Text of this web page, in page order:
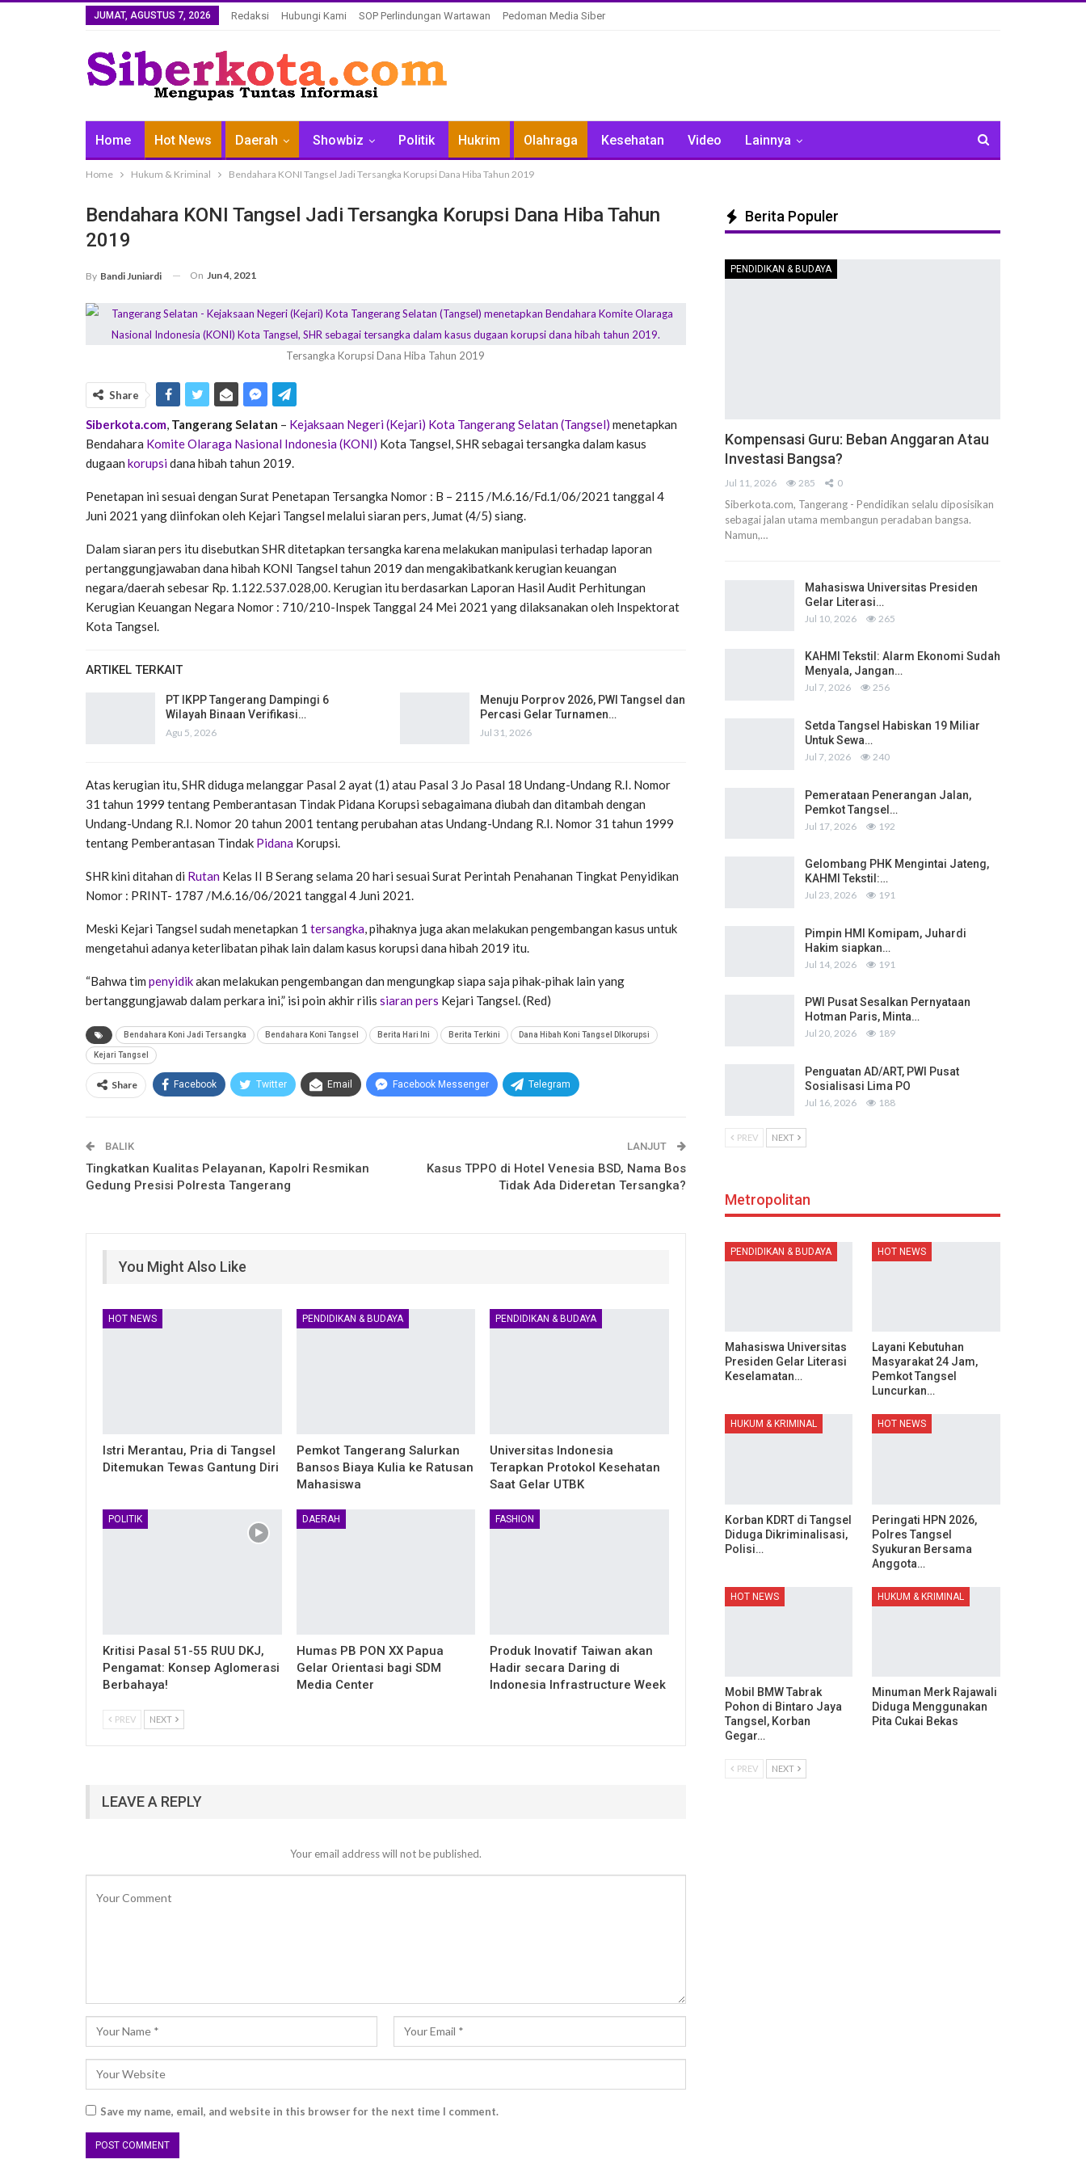
JUMAT, AGUSTUS 7, 2026 Redaksi Hubungi Kami SOP Perlindungan Wartawan Pedoman Media Siber
Home Hot News Daerah Showbiz Politik Hukrim Olahraga Kesehatan Video Lainnya
Home Hukum & Kriminal Bendahara KONI Tangsel Jadi Tersangka Korupsi Dana Hiba Tahun 2019
Bendahara KONI Tangsel Jadi Tersangka Korupsi Dana Hiba Tahun
2019
By Bandi Juniardi On Jun 4, 2021
Tersangka Korupsi Dana Hiba Tahun 2019
Share
Siberkota.com, Tangerang Selatan – Kejaksaan Negeri (Kejari) Kota Tangerang Selatan (Tangsel) menetapkan
Bendahara Komite Olaraga Nasional Indonesia (KONI) Kota Tangsel, SHR sebagai tersangka dalam kasus
dugaan korupsidana hibah tahun 2019.
Penetapan ini sesuai dengan Surat Penetapan Tersangka Nomor : B – 2115 /M.6.16/Fd.1/06/2021 tanggal 4
Juni 2021 yang diinfokan oleh Kejari Tangsel melalui siaran pers, Jumat (4/5) siang.
Dalam siaran pers itu disebutkan SHR ditetapkan tersangka karena melakukan manipulasi terhadap laporan
pertanggungjawaban dana hibah KONI Tangsel tahun 2019 dan mengakibatkank kerugian keuangan
negara/daerah sebesar Rp. 1.122.537.028,00. Kerugian itu berdasarkan Laporan Hasil Audit Perhitungan
Kerugian Keuangan Negara Nomor : 710/210-Inspek Tanggal 24 Mei 2021 yang dilaksanakan oleh Inspektorat
Kota Tangsel.
ARTIKEL TERKAIT
PT IKPP Tangerang Dampingi 6
Wilayah Binaan Verifikasi…
Agu 5, 2026
Menuju Porprov 2026, PWI Tangsel dan
Percasi Gelar Turnamen…
Jul 31, 2026
Atas kerugian itu, SHR diduga melanggar Pasal 2 ayat (1) atau Pasal 3 Jo Pasal 18 Undang-Undang R.I. Nomor
31 tahun 1999 tentang Pemberantasan Tindak Pidana Korupsi sebagaimana diubah dan ditambah dengan
Undang-Undang R.I. Nomor 20 tahun 2001 tentang perubahan atas Undang-Undang R.I. Nomor 31 tahun 1999
tentang Pemberantasan Tindak Pidana Korupsi.
SHR kini ditahan di Rutan Kelas II B Serang selama 20 hari sesuai Surat Perintah Penahanan Tingkat Penyidikan
Nomor : PRINT- 1787 /M.6.16/06/2021 tanggal 4 Juni 2021.
Meski Kejari Tangsel sudah menetapkan 1 tersangka , pihaknya juga akan melakukan pengembangan kasus untuk
mengetahui adanya keterlibatan pihak lain dalam kasus korupsi dana hibah 2019 itu.
“Bahwa tim penyidikakan melakukan pengembangan dan mengungkap siapa saja pihak-pihak lain yang
bertanggungjawab dalam perkara ini,” isi poin akhir rilis siaranpers Kejari Tangsel. (Red)
Bendahara Koni Jadi Tersangka Bendahara Koni Tangsel Berita Hari Ini Berita Terkini Dana Hibah Koni Tangsel DIkorupsi
Kejari Tangsel
Share Facebook Twitter Email Facebook Messenger Telegram
BALIK
Tingkatkan Kualitas Pelayanan, Kapolri Resmikan
Gedung Presisi Polresta Tangerang
LANJUT
Kasus TPPO di Hotel Venesia BSD, Nama Bos
Tidak Ada Dideretan Tersangka?
You Might Also Like
HOT NEWS
Istri Merantau, Pria di Tangsel
Ditemukan Tewas Gantung Diri
PENDIDIKAN & BUDAYA
Pemkot Tangerang Salurkan
Bansos Biaya Kulia ke Ratusan
Mahasiswa
PENDIDIKAN & BUDAYA
Universitas Indonesia
Terapkan Protokol Kesehatan
Saat Gelar UTBK
POLITIK
Kritisi Pasal 51-55 RUU DKJ,
Pengamat: Konsep Aglomerasi
Berbahaya!
DAERAH
Humas PB PON XX Papua
Gelar Orientasi bagi SDM
Media Center
FASHION
Produk Inovatif Taiwan akan
Hadir secara Daring di
Indonesia Infrastructure Week
PREV NEXT
LEAVE A REPLY
Your email address will not be published.
Save my name, email, and website in this browser for the next time I comment.
Berita Populer
PENDIDIKAN & BUDAYA
Kompensasi Guru: Beban Anggaran Atau
Investasi Bangsa?
Jul 11, 2026 285 0
Siberkota.com, Tangerang - Pendidikan selalu diposisikan
sebagai jalan utama membangun peradaban bangsa.
Namun,…
Mahasiswa Universitas Presiden
Gelar Literasi…
Jul 10, 2026 265
KAHMI Tekstil: Alarm Ekonomi Sudah
Menyala, Jangan…
Jul 7, 2026 256
Setda Tangsel Habiskan 19 Miliar
Untuk Sewa…
Jul 7, 2026 240
Pemerataan Penerangan Jalan,
Pemkot Tangsel…
Jul 17, 2026 192
Gelombang PHK Mengintai Jateng,
KAHMI Tekstil:…
Jul 23, 2026 191
Pimpin HMI Komipam, Juhardi
Hakim siapkan…
Jul 14, 2026 191
PWI Pusat Sesalkan Pernyataan
Hotman Paris, Minta…
Jul 20, 2026 189
Penguatan AD/ART, PWI Pusat
Sosialisasi Lima PO
Jul 16, 2026 188
PREV NEXT
Metropolitan
PENDIDIKAN & BUDAYA
Mahasiswa Universitas
Presiden Gelar Literasi
Keselamatan…
HOT NEWS
Layani Kebutuhan
Masyarakat 24 Jam,
Pemkot Tangsel
Luncurkan…
HUKUM & KRIMINAL
Korban KDRT di Tangsel
Diduga Dikriminalisasi,
Polisi…
HOT NEWS
Peringati HPN 2026,
Polres Tangsel
Syukuran Bersama
Anggota…
HOT NEWS
Mobil BMW Tabrak
Pohon di Bintaro Jaya
Tangsel, Korban
Gegar…
HUKUM & KRIMINAL
Minuman Merk Rajawali
Diduga Menggunakan
Pita Cukai Bekas
PREV NEXT